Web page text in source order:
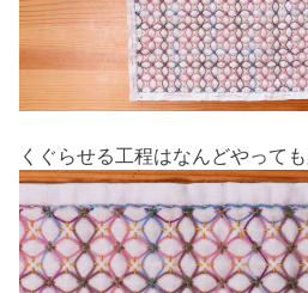
くぐらせる工程はなんどやっても